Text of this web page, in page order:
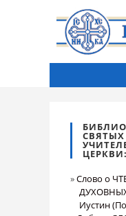
ЦЕРКВИ:
Слово о
Иустин